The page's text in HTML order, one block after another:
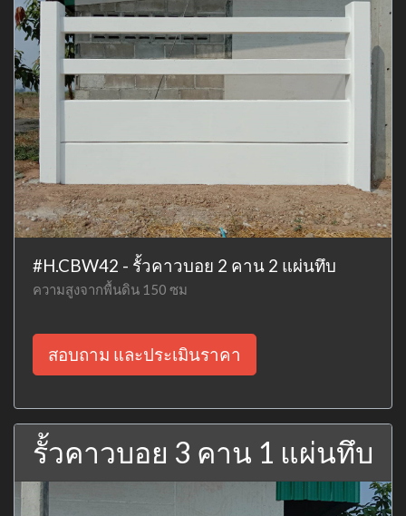
#H.CBW42 - รั้วคาวบอย 2 คาน 2 แผ่นทึบ
ความสูงจากพื้นดิน 150 ซม
สอบถาม และประเมินราคา
รั้วคาวบอย 3 คาน 1 แผ่นทึบ